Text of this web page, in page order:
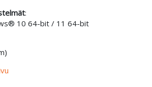
:
10 64-bit / 11 64-bit